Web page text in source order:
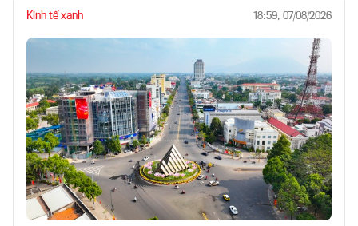
Kinh tế xanh 18:59, 07/08/2026